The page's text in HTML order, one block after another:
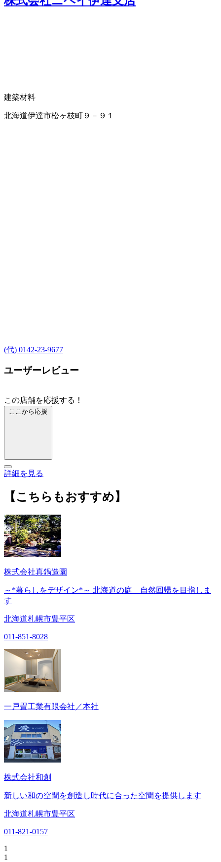
建築材料
北海道伊達市松ヶ枝町９－９１
(代) 0142-23-9677
ユーザーレビュー
この店舗を応援する！
ここから応援
詳細を見る
【こちらもおすすめ】
株式会社真鍋造園
～*暮らしをデザイン*～ 北海道の庭 自然回帰を目指しま
す
北海道札幌市豊平区
011-851-8028
一戸畳工業有限会社／本社
株式会社和創
新しい和の空間を創造し時代に合った空間を提供します
北海道札幌市豊平区
011-821-0157
1
1